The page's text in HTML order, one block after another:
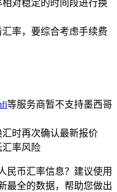
对稳定的时间段进行换
汇率，要综合考虑手续费
等服务商暂不支持墨西哥
时再次确认最新报价
汇率风险
民币汇率信息？建议使用
最全的数据，帮助您做出